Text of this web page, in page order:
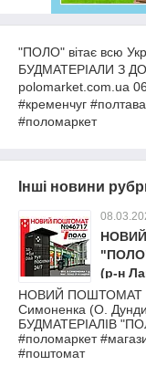
"ПОЛО" вітає всю
БУДМАТЕРІАЛИ З
polomarket.com.ua
#кременчуг
#поломаркет
Інші новини
(р-н
"ПОЛО"
НОВИЙ ПОШТОМАТ
Симоненка (О.
БУДМАТЕРІАЛІВ
#поломаркет
#поштомат